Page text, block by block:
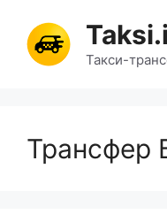
содержимомуТакси-
Трансфер